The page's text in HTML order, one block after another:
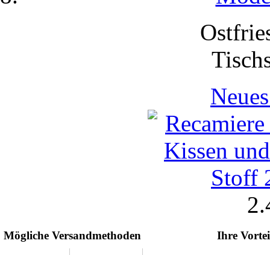
Mögliche Versandmethoden Ihre